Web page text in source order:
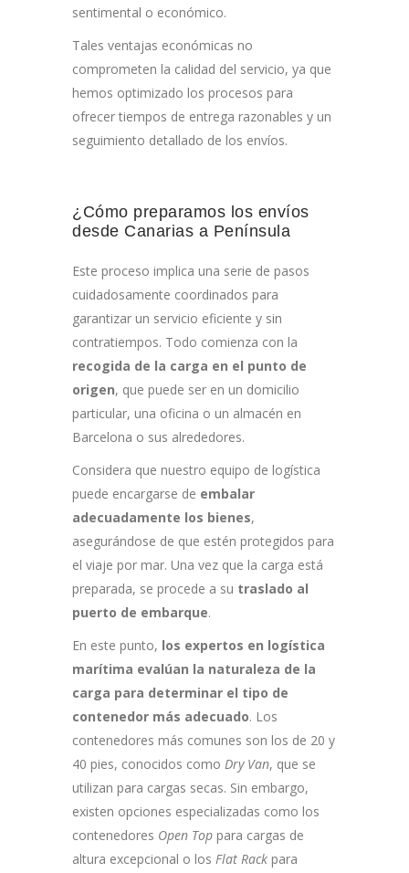
sentimental o económico.
Tales ventajas económicas no
comprometen la calidad del servicio, ya que
hemos optimizado los procesos para
ofrecer tiempos de entrega razonables y un
seguimiento detallado de los envíos.
¿Cómo preparamos los envíos
desde Canarias a Península
Este proceso implica una serie de pasos
cuidadosamente coordinados para
garantizar un servicio eficiente y sin
contratiempos. Todo comienza con la
recogida de la carga en el punto de
origen, que puede ser en un domicilio
particular, una oficina o un almacén en
Barcelona o sus alrededores.
Considera que nuestro equipo de logística
puede encargarse de embalar
adecuadamente los bienes,
asegurándose de que estén protegidos para
el viaje por mar. Una vez que la carga está
preparada, se procede a su traslado al
puerto de embarque.
En este punto, los expertos en logística
marítima evalúan la naturaleza de la
carga para determinar el tipo de
contenedor más adecuado. Los
contenedores más comunes son los de 20 y
40 pies, conocidos como Dry Van, que se
utilizan para cargas secas. Sin embargo,
existen opciones especializadas como los
contenedores Open Top para cargas de
altura excepcional o los Flat Rack para